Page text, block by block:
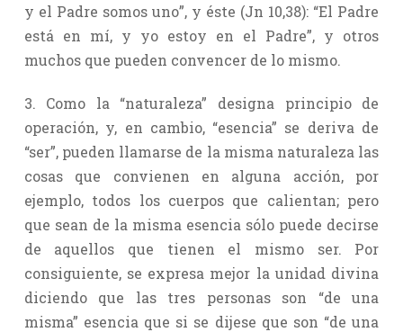
y el Padre somos uno”, y éste (Jn 10,38): “El Padre
está en mí, y yo estoy en el Padre”, y otros
muchos que pueden convencer de lo mismo.
3. Como la “naturaleza” designa principio de
operación, y, en cambio, “esencia” se deriva de
“ser”, pueden llamarse de la misma naturaleza las
cosas que convienen en alguna acción, por
ejemplo, todos los cuerpos que calientan; pero
que sean de la misma esencia sólo puede decirse
de aquellos que tienen el mismo ser. Por
consiguiente, se expresa mejor la unidad divina
diciendo que las tres personas son “de una
misma” esencia que si se dijese que son “de una